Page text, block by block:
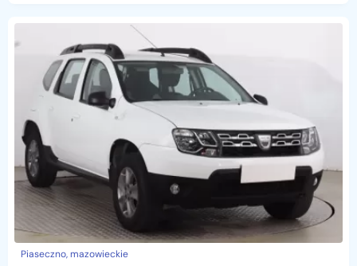
Piaseczno, mazowieckie